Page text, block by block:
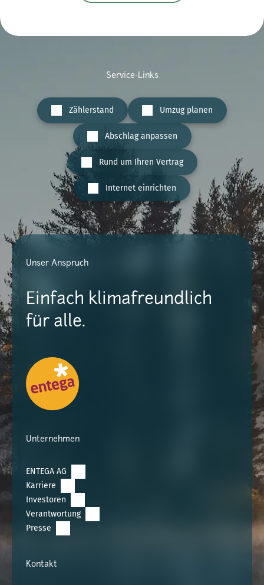
Service-Links
Zählerstand Umzug planen
Abschlag anpassen
Rund um Ihren Vertrag
Internet einrichten
Unser Anspruch
Einfach klimafreundlich
für alle.
Unternehmen
ENTEGA AG
Karriere
Investoren
Verantwortung
Presse
Kontakt